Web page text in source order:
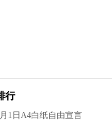
行
1日A4白纸自由宣言